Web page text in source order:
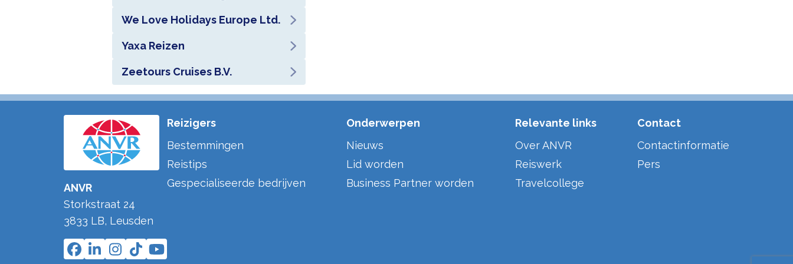
We Love Holidays Europe Ltd.
Yaxa Reizen
Zeetours Cruises B.V.
ANVR
Storkstraat 24
3833 LB, Leusden
Reizigers
Bestemmingen
Reistips
Gespecialiseerde bedrijven
Onderwerpen
Nieuws
Lid worden
Business Partner worden
Relevante links
Over ANVR
Reiswerk
Travelcollege
Contact
Contactinformatie
Pers